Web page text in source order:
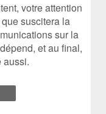
votre attention
suscitera la
sur la
et au final,
aussi.